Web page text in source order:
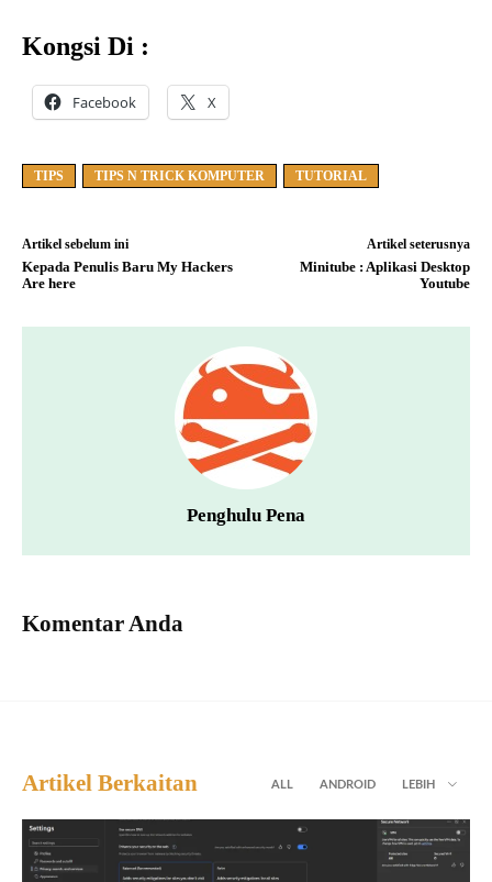
Kongsi Di :
Facebook X
TIPS TIPS N TRICK KOMPUTER TUTORIAL
Artikel sebelum ini
Kepada Penulis Baru My Hackers
Are here
Artikel seterusnya
Minitube : Aplikasi Desktop
Youtube
Penghulu Pena
Komentar Anda
Artikel Berkaitan ALL ANDROID LEBIH